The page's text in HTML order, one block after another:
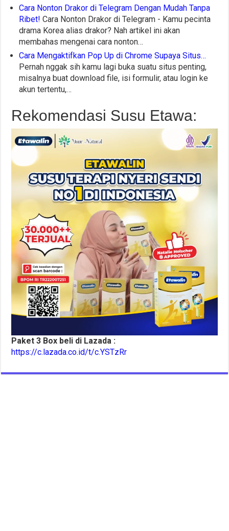
Cara Nonton Drakor di Telegram Dengan Mudah Tanpa
Ribet! Cara Nonton Drakor di Telegram - Kamu pecinta
drama Korea alias drakor? Nah artikel ini akan
membahas mengenai cara nonton…
Cara Mengaktifkan Pop Up di Chrome Supaya Situs…
Pernah nggak sih kamu lagi buka suatu situs penting,
misalnya buat download file, isi formulir, atau login ke
akun tertentu,…
Rekomendasi Susu Etawa:
Paket 3 Box beli di Lazada :
https://c.lazada.co.id/t/c.YSTzRr